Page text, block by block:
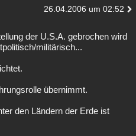
26.04.2006 um 02:52
der U.S.A. gebrochen wird
militärisch...
übernimmt.
den Ländern der Erde ist